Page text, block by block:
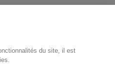
du site, il est